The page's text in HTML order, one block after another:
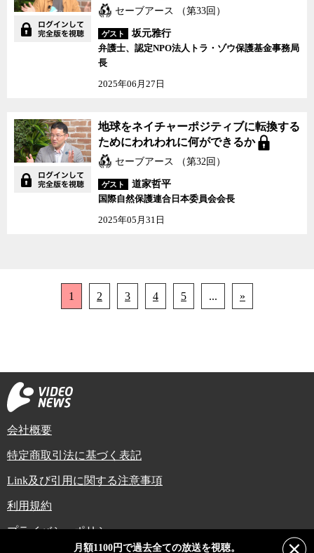
セーブアース （第33回）
ゲスト
坂元雅行
弁護士、認定NPO法人トラ・ゾウ保護基金事務局
長
2025年06月27日
地球をネイチャーポジティブに転換する
ためにわれわれに何ができるか
セーブアース （第32回）
ゲスト
道家哲平
国際自然保護連合日本委員会会長
2025年05月31日
1 2 3 4 5 ... »
会社概要
特定商取引法に基づく表記
Link及び引用に関する注意事項
利用規約
プライバシーポリシー
月額1100円で過去全ての放送を視聴。